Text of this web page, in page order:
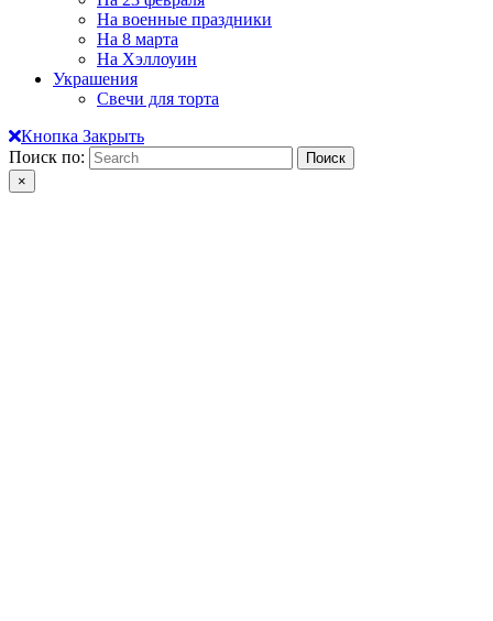
На военные праздники
На 8 марта
На Хэллоуин
Украшения
Свечи для торта
Кнопка Закрыть
Поиск по:
×